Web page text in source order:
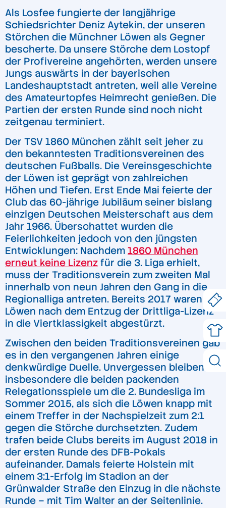
Als Losfee fungierte der langjährige
Schiedsrichter Deniz Aytekin, der unseren
Störchen die Münchner Löwen als Gegner
bescherte. Da unsere Störche dem Lostopf
der Profivereine angehörten, werden unsere
Jungs auswärts in der bayerischen
Landeshauptstadt antreten, weil alle Vereine
des Amateurtopfes Heimrecht genießen. Die
Partien der ersten Runde sind noch nicht
zeitgenau terminiert.
Der TSV 1860 München zählt seit jeher zu
den bekanntesten Traditionsvereinen des
deutschen Fußballs. Die Vereinsgeschichte
der Löwen ist geprägt von zahlreichen
Höhen und Tiefen. Erst Ende Mai feierte der
Club das 60-jährige Jubiläum seiner bislang
einzigen Deutschen Meisterschaft aus dem
Jahr 1966. Überschattet wurden die
Feierlichkeiten jedoch von den jüngsten
Entwicklungen: Nachdem 1860 München
erneut keine Lizenz für die 3. Liga erhielt,
muss der Traditionsverein zum zweiten Mal
innerhalb von neun Jahren den Gang in die
Regionalliga antreten. Bereits 2017 waren die
Löwen nach dem Entzug der Drittliga-Lizenz
in die Viertklassigkeit abgestürzt.
Zwischen den beiden Traditionsvereinen gab
es in den vergangenen Jahren einige
denkwürdige Duelle. Unvergessen bleiben
insbesondere die beiden packenden
Relegationsspiele um die 2. Bundesliga im
Sommer 2015, als sich die Löwen knapp mit
einem Treffer in der Nachspielzeit zum 2:1
gegen die Störche durchsetzten. Zudem
trafen beide Clubs bereits im August 2018 in
der ersten Runde des DFB-Pokals
aufeinander. Damals feierte Holstein mit
einem 3:1-Erfolg im Stadion an der
Grünwalder Straße den Einzug in die nächste
Runde – mit Tim Walter an der Seitenlinie.